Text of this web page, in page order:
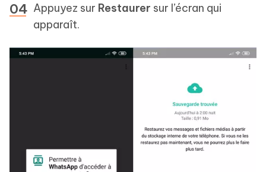
Appuyez sur Restaurer sur l’écran qui
apparaît.